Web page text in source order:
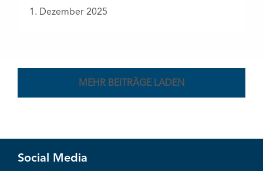
1. Dezember 2025
MEHR BEITRÄGE LADEN
Social Media